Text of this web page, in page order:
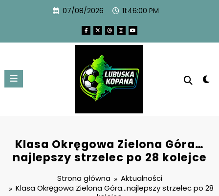
07/08/2026 11:46:01 PM
Klasa Okręgowa Zielona Góra…
najlepszy strzelec po 28 kolejce
Strona główna
Aktualności
Klasa Okręgowa Zielona Góra…najlepszy strzelec po 28